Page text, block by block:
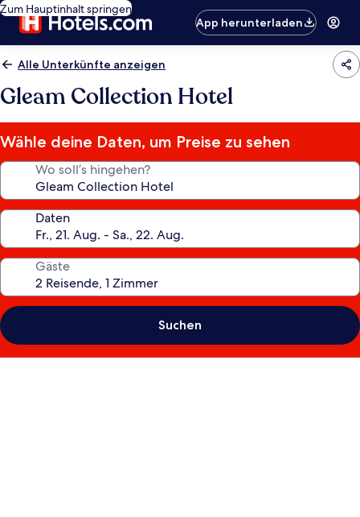
Zum Hauptinhalt springen
App herunterladen
Alle Unterkünfte anzeigen
Gleam Collection Hotel
Wähle deine Daten, um Preise zu sehen
Wo soll’s hingehen?
Daten
Gäste
Suchen